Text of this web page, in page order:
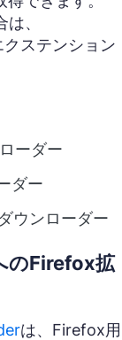
、
クステンション
ーダー
ダー
ウンローダー
のFirefox拡
は、Firefox用